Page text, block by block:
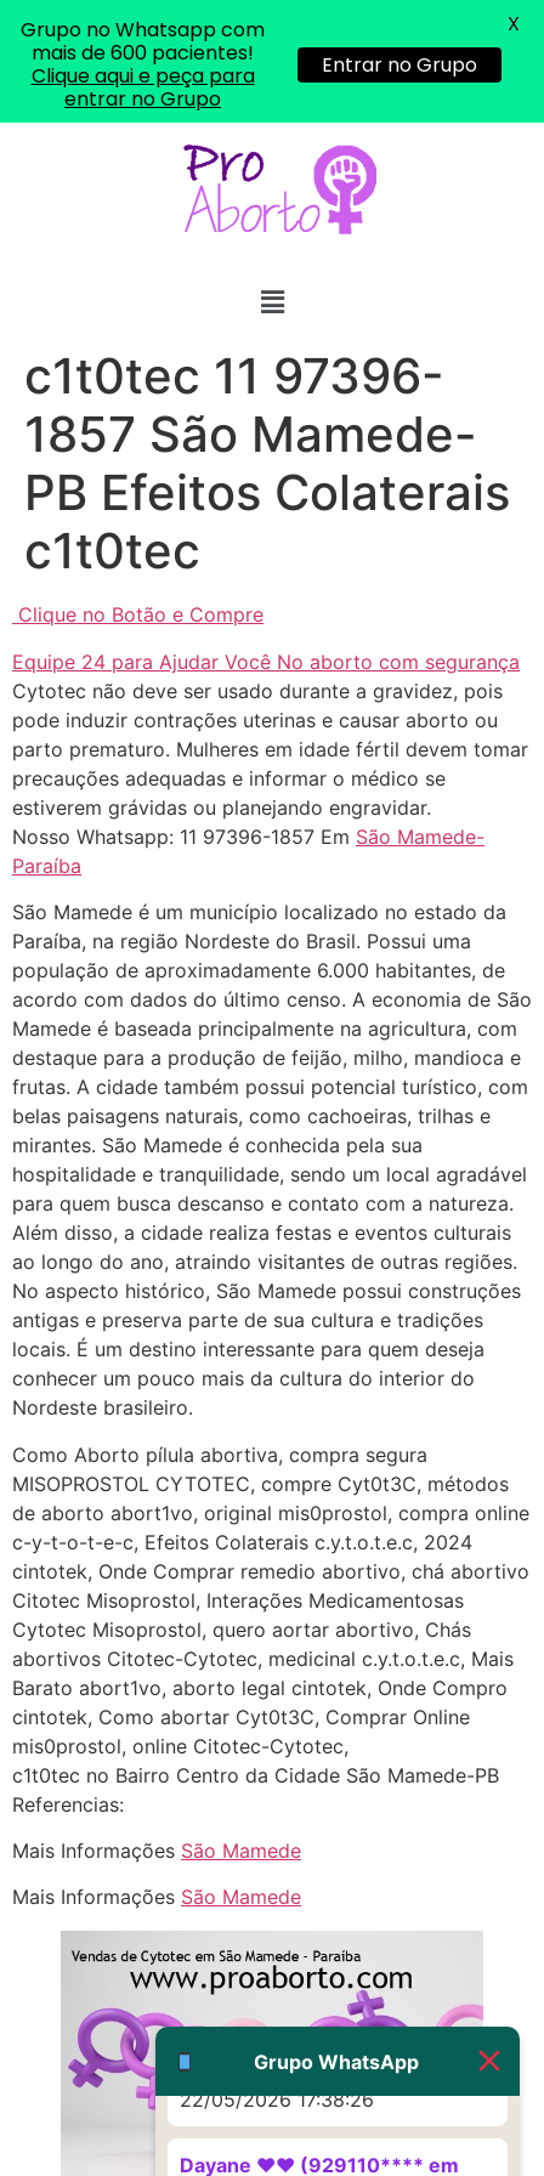
c1t0tec 11 97396-
1857 São Mamede-
PB Efeitos Colaterais
c1t0tec
Clique no Botão e Compre
Equipe 24 para Ajudar Você No aborto com segurança
Cytotec não deve ser usado durante a gravidez, pois
pode induzir contrações uterinas e causar aborto ou
parto prematuro. Mulheres em idade fértil devem tomar
precauções adequadas e informar o médico se
estiverem grávidas ou planejando engravidar.
Nosso Whatsapp: 11 97396-1857 Em São Mamede-
Paraíba
São Mamede é um município localizado no estado da
Paraíba, na região Nordeste do Brasil. Possui uma
população de aproximadamente 6.000 habitantes, de
acordo com dados do último censo. A economia de São
Mamede é baseada principalmente na agricultura, com
destaque para a produção de feijão, milho, mandioca e
frutas. A cidade também possui potencial turístico, com
belas paisagens naturais, como cachoeiras, trilhas e
mirantes. São Mamede é conhecida pela sua
hospitalidade e tranquilidade, sendo um local agradável
para quem busca descanso e contato com a natureza.
Além disso, a cidade realiza festas e eventos culturais
ao longo do ano, atraindo visitantes de outras regiões.
No aspecto histórico, São Mamede possui construções
antigas e preserva parte de sua cultura e tradições
locais. É um destino interessante para quem deseja
conhecer um pouco mais da cultura do interior do
Nordeste brasileiro.
Como Aborto pílula abortiva, compra segura
MISOPROSTOL CYTOTEC, compre Cyt0t3C, métodos
de aborto abort1vo, original mis0prostol, compra online
c-y-t-o-t-e-c, Efeitos Colaterais c.y.t.o.t.e.c, 2024
cintotek, Onde Comprar remedio abortivo, chá abortivo
Citotec Misoprostol, Interações Medicamentosas
Cytotec Misoprostol, quero aortar abortivo, Chás
abortivos Citotec-Cytotec, medicinal c.y.t.o.t.e.c, Mais
Barato abort1vo, aborto legal cintotek, Onde Compro
cintotek, Como abortar Cyt0t3C, Comprar Online
mis0prostol, online Citotec-Cytotec,
c1t0tec no Bairro Centro da Cidade São Mamede-PB
Referencias:
Mais Informações São Mamede
Mais Informações São Mamede
Grupo no Whatsapp com
mais de 600 pacientes!
Clique aqui e peça para
entrar no Grupo
Entrar no Grupo
X
Grupo WhatsApp
... (1998989**** em
"só de ter dúvida já é uma
resposta" muito isso, disse tudo
22/05/2026 16:35:20
Helly
(1999997****
em http://www.proaborto.com)
Eu estou preparada em varias
22/05/2026 17:09:20
Helly
(1999997****
em http://www.proaborto.com)
Entao q seja
22/05/2026 17:09:25
G (1199866**** em
http://www.proaborto.com)
Mulheres vocês sabem dizer
quem já tomou os remédio se
depois que para de menstruar
começa a sair um líquido
transparente, se é normal ?
22/05/2026 17:10:05
(879121**** em
http://www.proaborto.com)
Deve ser normal
22/05/2026 17:19:15
(879121**** em
http://www.proaborto.com)
Eu acho, não sei
22/05/2026 17:19:16
Deve ser um corrimento normal
22/05/2026 17:19:47
G (1199866**** em
http://www.proaborto.com)
Muito obrigadaaaaa
22/05/2026 17:38:26
Dayane ♥️♥️ (929110**** em